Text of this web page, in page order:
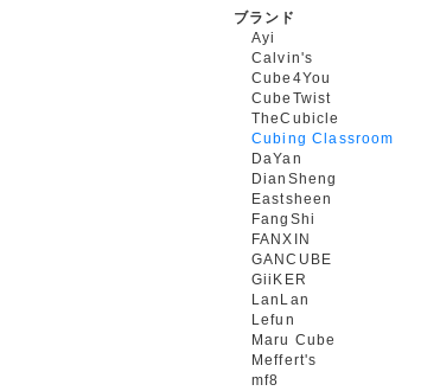
ブランド
Ayi
Calvin's
Cube4You
CubeTwist
TheCubicle
Cubing Classroom
DaYan
DianSheng
Eastsheen
FangShi
FANXIN
GANCUBE
GiiKER
LanLan
Lefun
Maru Cube
Meffert's
mf8